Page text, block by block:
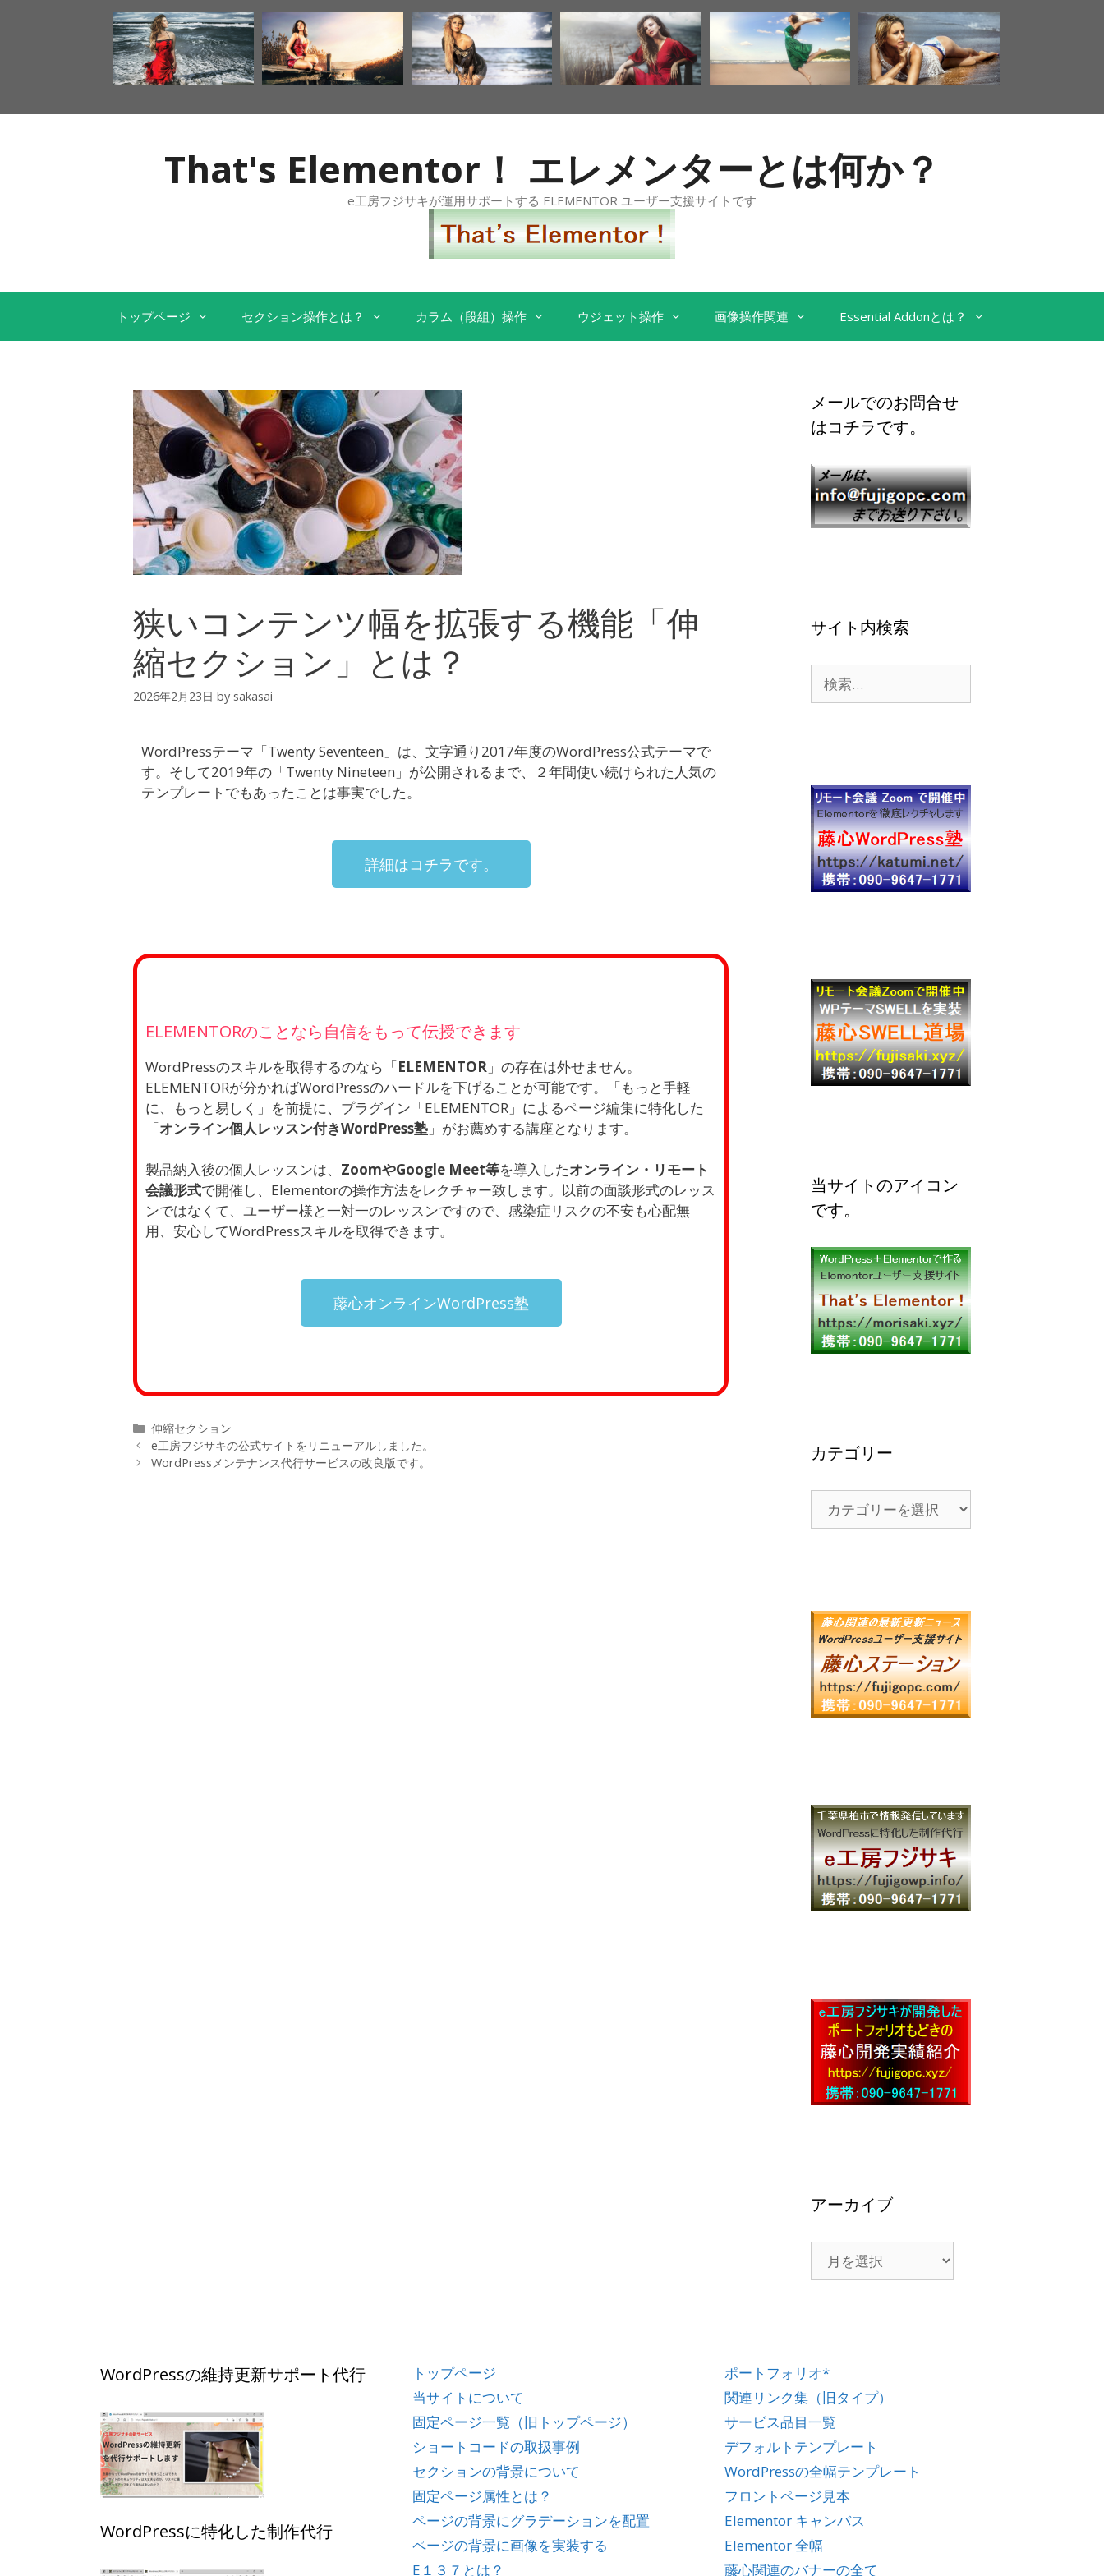
That's Elementor！ エレメンターとは何か？
e工房フジサキが運用サポートする ELEMENTOR ユーザー支援サイトです
トップページ セクション操作とは？ カラム（段組）操作 ウジェット操作 画像操作関連 Essential Addonとは？
狭いコンテンツ幅を拡張する機能「伸
縮セクション」とは？
2026年2月23日 by sakasai
WordPressテーマ「Twenty Seventeen」は、文字通り2017年度のWordPress公式テーマで
す。そして2019年の「Twenty Nineteen」が公開されるまで、２年間使い続けられた人気の
テンプレートでもあったことは事実でした。
詳細はコチラです。
ELEMENTORのことなら自信をもって伝授できます
WordPressのスキルを取得するのなら「ELEMENTOR 」の存在は外せません。
ELEMENTORが分かればWordPressのハードルを下げることが可能です。「もっと手軽
に、もっと易しく」を前提に、プラグイン「ELEMENTOR」によるページ編集に特化した
「オンライン個人レッスン付きWordPress塾 」がお薦めする講座となります。
製品納入後の個人レッスンは、 ZoomやGoogle Meet等を導入したオンライン・リモート
会議形式で開催し、Elementorの操作方法をレクチャー致します。以前の面談形式のレッス
ンではなくて、ユーザー様と一対一のレッスンですので、感染症リスクの不安も心配無
用、安心してWordPressスキルを取得できます。
藤心オンラインWordPress塾
伸縮セクション
e工房フジサキの公式サイトをリニューアルしました。
WordPressメンテナンス代行サービスの改良版です。
メールでのお問合せ
はコチラです。
サイト内検索
当サイトのアイコン
です。
カテゴリー
アーカイブ
WordPressの維持更新サポート代行
WordPressに特化した制作代行
トップページ
当サイトについて
固定ページ一覧（旧トップページ）
ショートコードの取扱事例
セクションの背景について
固定ページ属性とは？
ページの背景にグラデーションを配置
ページの背景に画像を実装する
E１３７とは？
ポートフォリオ*
関連リンク集（旧タイプ）
サービス品目一覧
デフォルトテンプレート
WordPressの全幅テンプレート
フロントページ見本
Elementor キャンバス
Elementor 全幅
藤心関連のバナーの全て